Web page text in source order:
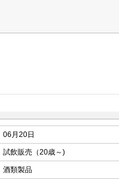
06月20日
試飲販売（20歳～)
酒類製品